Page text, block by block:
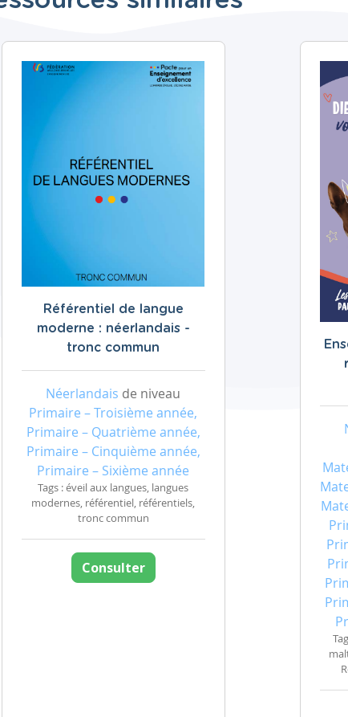
Référentiel de langue
moderne : néerlandais -
tronc commun
Néerlandais de niveau
Primaire – Troisième année,
Primaire – Quatrième année,
Primaire – Cinquième année,
Primaire – Sixième année
Tags : éveil aux langues, langues
modernes, référentiel, référentiels,
tronc commun
Consulter